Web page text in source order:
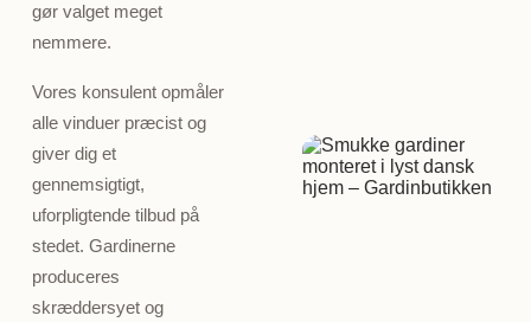
gør valget meget
nemmere.
Vores konsulent opmåler
alle vinduer præcist og
giver dig et
gennemsigtigt,
uforpligtende tilbud på
stedet. Gardinerne
produceres
skræddersyet og